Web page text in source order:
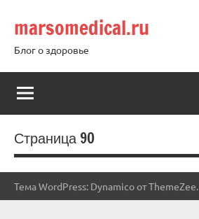
содержимому
marsomedical.ru
Блог о здоровье
Страница 90
Тема WordPress: Dynamico от ThemeZee.